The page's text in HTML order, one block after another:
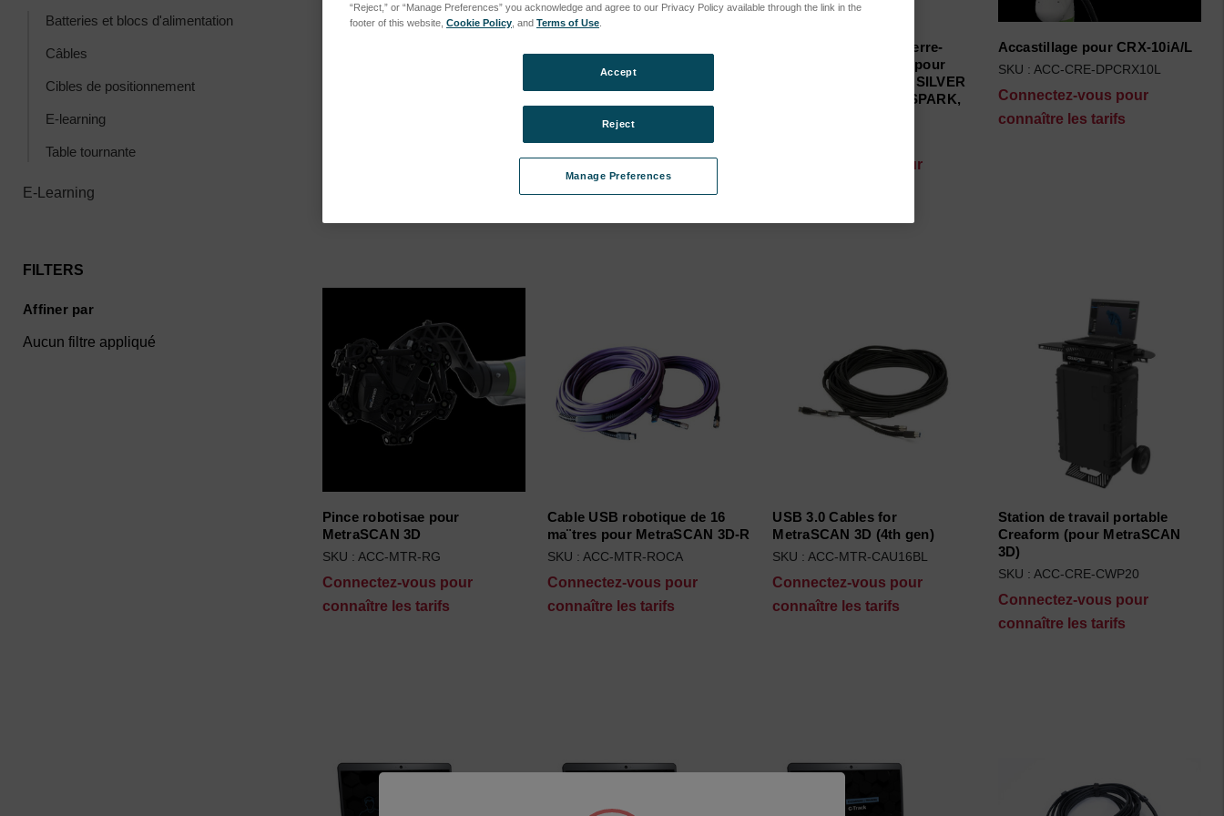
Batteries et blocs d'alimentation
Câbles
Cibles de positionnement
E-learning
Table tournante
E-Learning
FILTERS
Affiner par
Aucun filtre appliqué
HandySCAN BLACK, SILVER
Cable USB 3.0 avec serre-
cable a ressort (8 m) pour
HandySCAN BLACK, SILVER
and MAX, Go!SCAN SPARK,
Connectez-vous pour
Accastillage pour CRX-10iA/L
SKU : ACC-CRE-DPCRX10L
Connectez-vous pour
connaître les tarifs
Pince robotisae pour
MetraSCAN 3D
SKU : ACC-MTR-RG
Connectez-vous pour
connaître les tarifs
Cable USB robotique de 16
ma¨tres pour MetraSCAN 3D-R
SKU : ACC-MTR-ROCA
Connectez-vous pour
connaître les tarifs
USB 3.0 Cables for
MetraSCAN 3D (4th gen)
SKU : ACC-MTR-CAU16BL
Connectez-vous pour
connaître les tarifs
Station de travail portable
Creaform (pour MetraSCAN
3D)
SKU : ACC-CRE-CWP20
Connectez-vous pour
connaître les tarifs
“Reject,” or “Manage Preferences” you acknowledge and agree to our Privacy Policy available through the link in the
footer of this website, Cookie Policy , and Terms of Use
Manage Preferences
Reject
Accept